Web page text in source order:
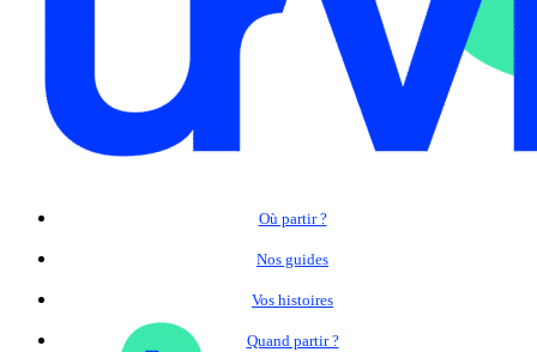
Où partir ?
Nos guides
Vos histoires
Quand partir ?